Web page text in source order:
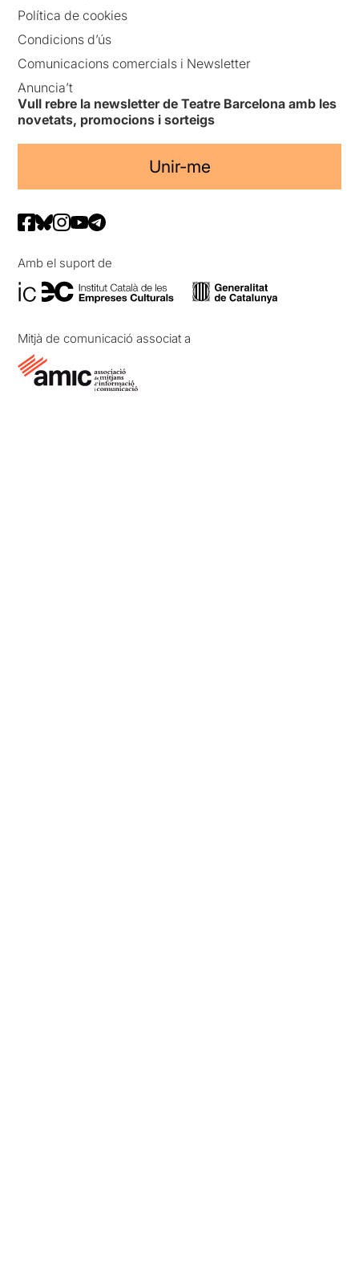
Política de cookies
Condicions d’ús
Comunicacions comercials i Newsletter
Anuncia’t
Vull rebre la newsletter de Teatre Barcelona amb les
novetats, promocions i sorteigs
Unir-me
Amb el suport de
Mitjà de comunicació associat a